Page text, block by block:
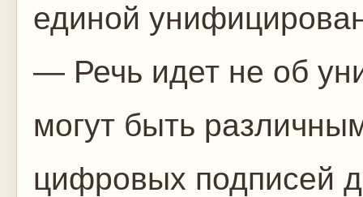
единой
— Речь идет не об
могут быть
цифровых подписей